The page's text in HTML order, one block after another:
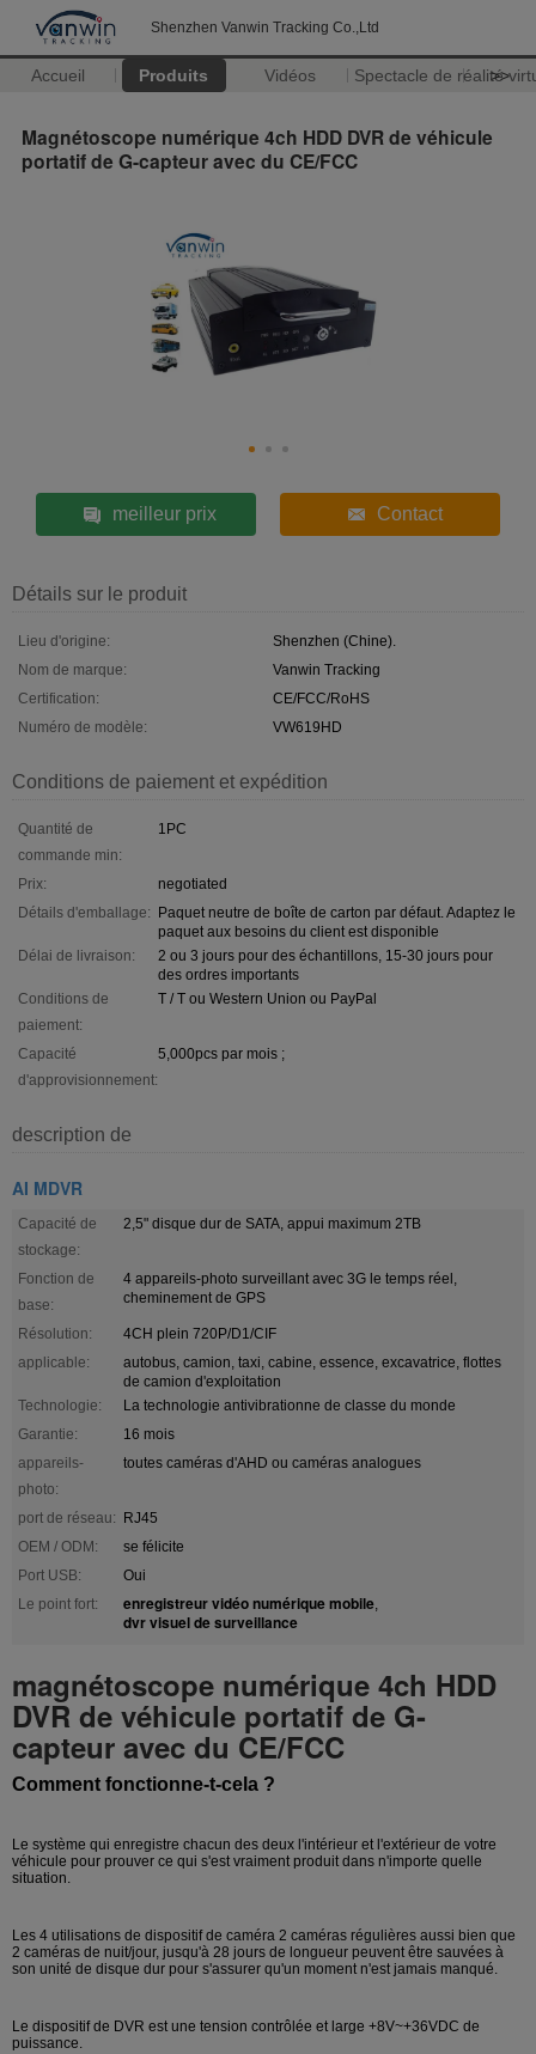
Shenzhen Vanwin Tracking Co.,Ltd
Accueil Produits Vidéos Spectacle de réalité
>>
Magnétoscope numérique 4ch HDD DVR de véhicule
portatif de G-capteur avec du CE/FCC
meilleur prix Contact
Détails sur le produit
Lieu d'origine:
Shenzhen (Chine).
Nom de marque:
Vanwin Tracking
Certification:
CE/FCC/RoHS
Numéro de modèle:
VW619HD
Conditions de paiement et expédition
Quantité de
commande min:
1PC
Prix:
negotiated
Détails d'emballage: Paquet neutre de boîte de carton par défaut. Adaptez le
paquet aux besoins du client est disponible
Délai de livraison:
2 ou 3 jours pour des échantillons, 15-30 jours pour
des ordres importants
Conditions de
paiement:
T / T ou Western Union ou PayPal
Capacité
d'approvisionnement:
5,000pcs par mois ;
description de
AI MDVR
Capacité de
stockage:
2,5" disque dur de SATA, appui maximum 2TB
Fonction de
base:
4 appareils-photo surveillant avec 3G le temps réel,
cheminement de GPS
Résolution:
4CH plein 720P/D1/CIF
applicable:
autobus, camion, taxi, cabine, essence, excavatrice, flottes
de camion d'exploitation
Technologie:
La technologie antivibrationne de classe du monde
Garantie:
16 mois
appareils-
photo:
toutes caméras d'AHD ou caméras analogues
port de réseau: RJ45
OEM / ODM:
se félicite
Port USB:
Oui
Le point fort:
enregistreur vidéo numérique mobile,
dvr visuel de surveillance
magnétoscope numérique 4ch HDD
DVR de véhicule portatif de G-
capteur avec du CE/FCC
Comment fonctionne-t-cela ?
Le système qui enregistre chacun des deux l'intérieur et l'extérieur de votre
véhicule pour prouver ce qui s'est vraiment produit dans n'importe quelle
situation.
Les 4 utilisations de dispositif de caméra 2 caméras régulières aussi bien que
2 caméras de nuit/jour, jusqu'à 28 jours de longueur peuvent être sauvées à
son unité de disque dur pour s'assurer qu'un moment n'est jamais manqué.
Le dispositif de DVR est une tension contrôlée et large +8V~+36VDC de
puissance.